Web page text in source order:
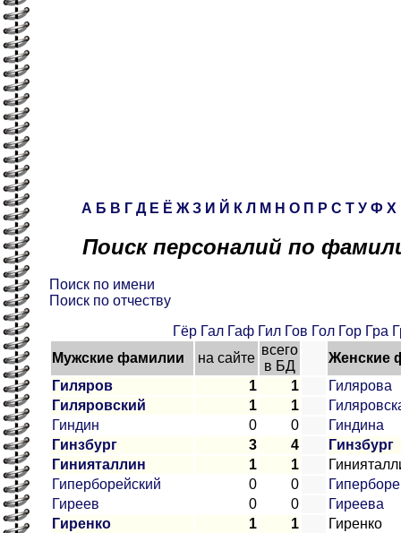
А Б В Г Д Е Ё Ж З И Й К Л М Н О П Р С Т У Ф Х
Поиск персоналий по
Поиск по имени
Поиск по отчеству
Гёр Гал Гаф Гил Гов Гол Гор Гра
Мужские фамилии
на сайте
всего
в БД
Женские
Гиляров
1 1
Гилярова
Гиляровский
1 1
Гиндин
0 0
Гиндина
Гинзбург
3 4
Гинзбург
Гинияталлин
1 1
Гиперборейский
0 0
Гиреев
0 0
Гиреева
Гиренко
1 1
Гиренко